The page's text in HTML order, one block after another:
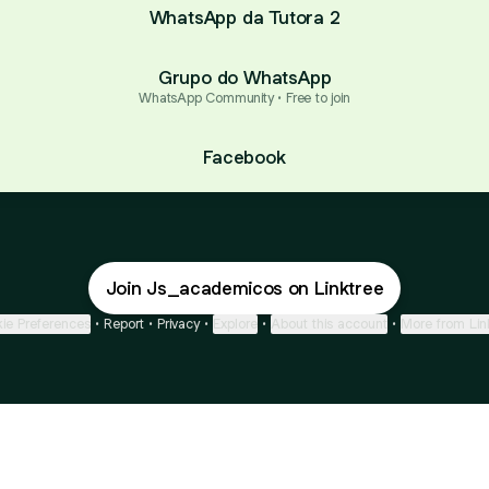
WhatsApp da Tutora 2
Grupo do WhatsApp
WhatsApp Community • Free to join
Facebook
Join Js_academicos on Linktree
Preferences • Report • Privacy • Explore • About this account • More from